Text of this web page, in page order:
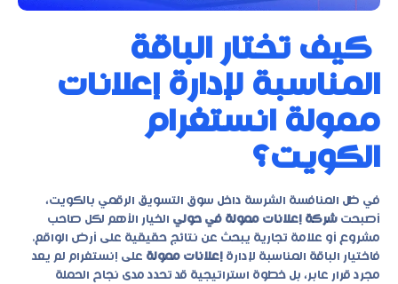
كيف تختار الباقة
المناسبة لإدارة إعلانات
ممولة انستغرام
الكويت؟
في ظل المنافسة الشرسة داخل سوق التسويق الرقمي بالكويت،
أصبحت شركة إعلانات ممولة في حولي الخيار الأهم لكل صاحب
مشروع أو علامة تجارية يبحث عن نتائج حقيقية على أرض الواقع.
فاختيار الباقة المناسبة لإدارة إعلانات ممولة على إنستغرام لم يعد
مجرد قرار عابر، بل خطوة استراتيجية قد تحدد مدى نجاح الحملة